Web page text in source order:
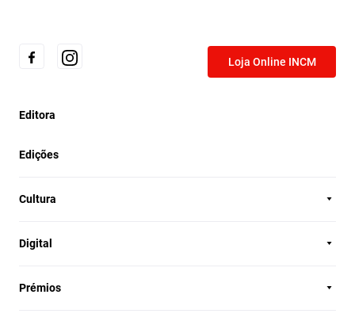
Loja Online INCM
Editora
Edições
Cultura
Digital
Prémios